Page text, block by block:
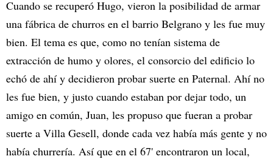
Cuando se recuperó Hugo, vieron la posibilidad de armar
una fábrica de churros en el barrio Belgrano y les fue muy
bien. El tema es que, como no tenían sistema de
extracción de humo y olores, el consorcio del edificio lo
echó de ahí y decidieron probar suerte en Paternal. Ahí no
les fue bien, y justo cuando estaban por dejar todo, un
amigo en común, Juan, les propuso que fueran a probar
suerte a Villa Gesell, donde cada vez había más gente y no
había churrería. Así que en el 67' encontraron un local,